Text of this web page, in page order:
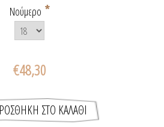
Νούμερο *
€48,30